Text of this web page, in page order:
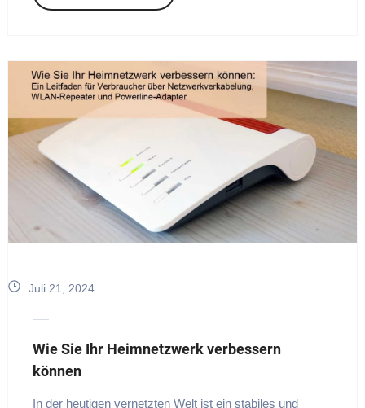
Juli 21, 2024
Wie Sie Ihr Heimnetzwerk verbessern
können
In der heutigen vernetzten Welt ist ein stabiles und